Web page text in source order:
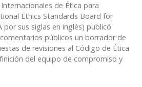
de Ética para
Ethics Standards Board for
por sus siglas en inglés) publicó
públicos un borrador de
de revisiones al Código de Ética
del equipo de compromiso y